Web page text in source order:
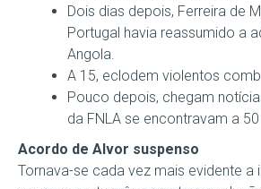
Dois dias depois, Ferreira de
Portugal havia reassumido a
Angola.
A 15, eclodem violentos
Pouco depois, chegam
da FNLA se encontravam a 50
Acordo de Alvor suspenso
Tornava-se cada vez mais evidente a